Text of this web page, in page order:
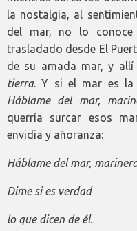
la nostalgia, al
del mar, no lo
trasladado desde El
de su amada mar, y
tierra. Y si el mar es la
Háblame del mar,
querría surcar esos
envidia y añoranza:
Háblame del mar,
Dime si es verdad
lo que dicen de él.